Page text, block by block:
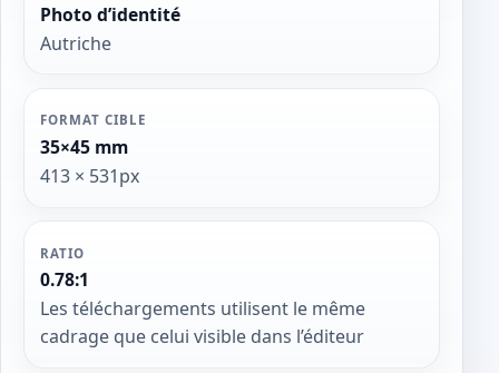
Photo d’identité
Autriche
FORMAT CIBLE
35×45 mm
413 × 531px
RATIO
0.78:1
Les téléchargements utilisent le même
cadrage que celui visible dans l’éditeur